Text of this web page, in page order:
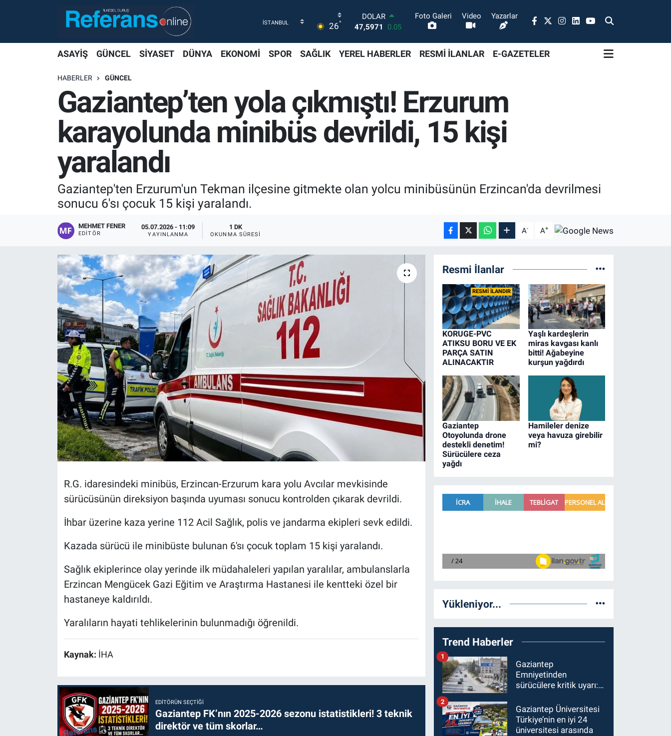
26°
DOLAR
47,5971
0.05
STERLİN
0.39
BİST100
13.703 0
BITCOIN
64.475,47
0.66
Foto Galeri Video Yazarlar
ASAYİŞ GÜNCEL SİYASET DÜNYA EKONOMİ SPOR SAĞLIK YEREL HABERLER RESMİ İLANLAR E-GAZETELER
HABERLER GÜNCEL
Gaziantep’ten yola çıkmıştı! Erzurum
karayolunda minibüs devrildi, 15 kişi
yaralandı
Gaziantep'ten Erzurum'un Tekman ilçesine gitmekte olan yolcu minibüsünün Erzincan'da devrilmesi
sonucu 6'sı çocuk 15 kişi yaralandı.
MEHMET FENER
EDITÖR
05.07.2026 - 11:09
YAYINLANMA
1 DK
OKUNMA SÜRESI A- A+
R.G. idaresindeki minibüs, Erzincan-Erzurum kara yolu Avcılar mevkisinde
sürücüsünün direksiyon başında uyuması sonucu kontrolden çıkarak devrildi.
İhbar üzerine kaza yerine 112 Acil Sağlık, polis ve jandarma ekipleri sevk edildi.
Kazada sürücü ile minibüste bulunan 6'sı çocuk toplam 15 kişi yaralandı.
Sağlık ekiplerince olay yerinde ilk müdahaleleri yapılan yaralılar, ambulanslarla
Erzincan Mengücek Gazi Eğitim ve Araştırma Hastanesi ile kentteki özel bir
hastaneye kaldırıldı.
Yaralıların hayati tehlikelerinin bulunmadığı öğrenildi.
Kaynak: İHA
EDITÖRÜN SEÇTIĞI
Gaziantep FK’nın 2025-2026 sezonu istatistikleri! 3 teknik
direktör ve tüm skorlar…
Resmi İlanlar
RESMİ İLANDIR
KORUGE-PVC
ATIKSU BORU VE EK
PARÇA SATIN
ALINACAKTIR
Yaşlı kardeşlerin
miras kavgası kanlı
bitti! Ağabeyine
kurşun yağdırdı
Gaziantep
Otoyolunda drone
destekli denetim!
Sürücülere ceza
yağdı
Hamileler denize
veya havuza girebilir
mi?
Yükleniyor...
Trend Haberler
Gaziantep
Emniyetinden
sürücülere kritik uyarı: 1
ceza alabilirsiniz!
1
Gaziantep Üniversitesi
Türkiye’nin en iyi 24
üniversitesi arasında
2